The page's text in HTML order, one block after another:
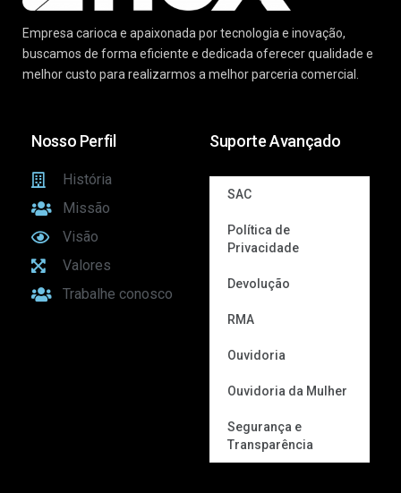
Empresa carioca e apaixonada por tecnologia e inovação,
buscamos de forma eficiente e dedicada oferecer qualidade e
melhor custo para realizarmos a melhor parceria comercial.
Nosso Perfil
História
Missão
Visão
Valores
Trabalhe conosco
Suporte Avançado
SAC
Política de
Privacidade
Devolução
RMA
Ouvidoria
Ouvidoria da Mulher
Segurança e
Transparência